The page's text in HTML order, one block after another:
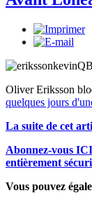
Oliver Eriksson
quelques jours
La suite de cet
Abonnez-vous
entièrement
Vous pouvez